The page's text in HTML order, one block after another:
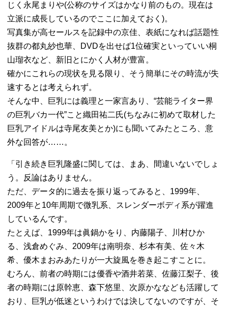
じく永尾まりや(公称のサイズはかなり前のもの。現在は
立派に成長しているのでここに加えておく)。
写真集が高セールスを記録中の京佳、表紙になれば話題性
抜群の都丸紗也華、DVDを出せば1位確実といっていい桐
山瑠衣など、新旧とにかく人材が豊富。
確かにこれらの現状を見る限り、そう簡単にその時流が失
速するとは考えられず。
そんな中、巨乳には義理と一家言あり、“芸能ライター界
の巨乳バカ一代”こと織田祐二氏(ちなみに初めて取材した
巨乳アイドルは寺尾友美とか)にも聞いてみたところ、意
外な回答が……。
「引き続き巨乳隆盛に関しては、まあ、間違いないでしょ
う。反論はありません。
ただ、データ的に過去を振り返ってみると、1999年、
2009年と10年周期で微乳系、スレンダーボディ系が躍進
しているんです。
たとえば、1999年は眞鍋かをり、内藤陽子、川村ひか
る、浅倉めぐみ、2009年は南明奈、杉本有美、佐々木
希、優木まおみあたりが一大旋風を巻き起こすことに。
むろん、前者の時期には優香や酒井若菜、佐藤江梨子、後
者の時期には原幹恵、森下悠里、次原かななども活躍して
おり、巨乳が低迷というわけでは決してないのですが、そ